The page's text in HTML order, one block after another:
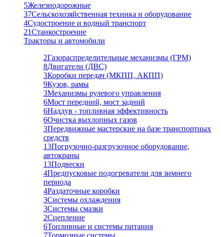
5Железнодорожные
37Сельскохозяйственная техника и оборудование
4Судостроение и водный транспорт
21Станкостроение
Тракторы и автомобили
2Газораспределительные механизмы (ГРМ)
8Двигатели (ДВС)
3Коробки передач (МКПП, АКПП)
9Кузов, рамы
3Механизмы рулевого управления
6Мост передний, мост задний
6Наддув - топливная эффективность
6Очистка выхлопных газов
3Передвижные мастерские на базе транспортных
средств
13Погрузочно-разгрузочное оборудование,
автокраны
13Подвески
4Предпусковые подогреватели для зимнего
периода
4Раздаточные коробки
3Системы охлаждения
3Системы смазки
2Сцепление
6Топливные и системы питания
7Тормозные системы